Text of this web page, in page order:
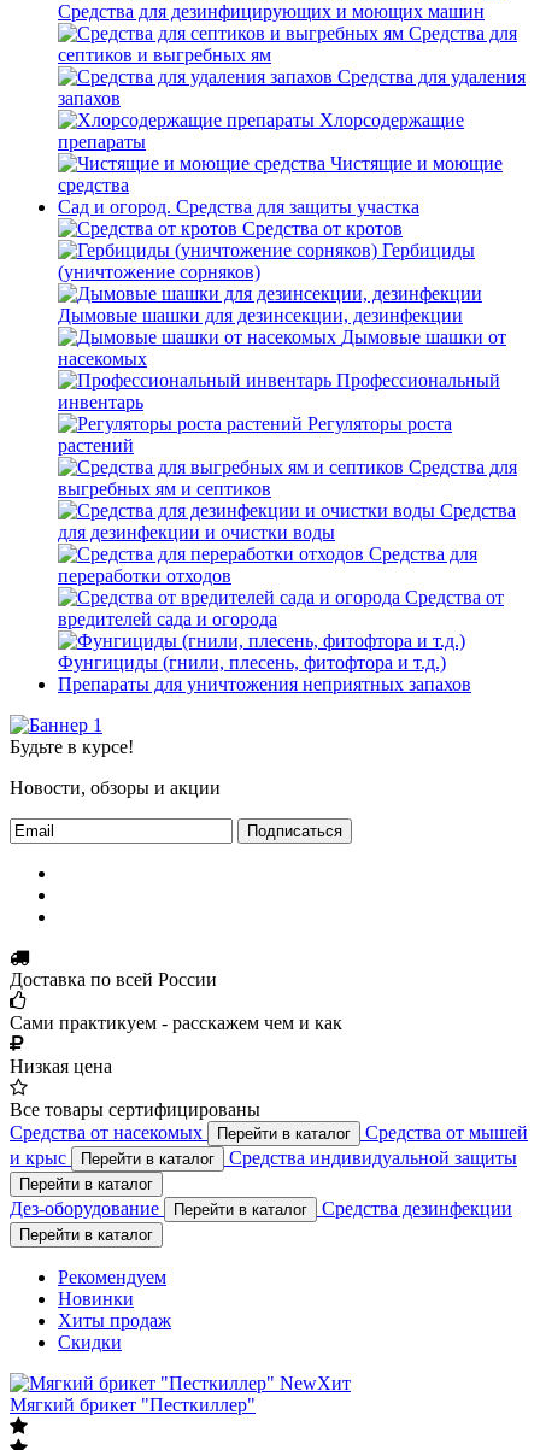
Средства для дезинфицирующих и моющих машин
Средства для
септиков и выгребных ям
Средства для удаления
запахов
Хлорсодержащие
препараты
Чистящие и моющие
средства
Сад и огород. Средства для защиты участка
Средства от кротов
Гербициды
(уничтожение сорняков)
Дымовые шашки для дезинсекции, дезинфекции
Дымовые шашки от
насекомых
Профессиональный
инвентарь
Регуляторы роста
растений
Средства для
выгребных ям и септиков
Средства
для дезинфекции и очистки воды
Средства для
переработки отходов
Средства от
вредителей сада и огорода
Фунгициды (гнили, плесень, фитофтора и т.д.)
Препараты для уничтожения неприятных запахов
Будьте в курсе!
Новости, обзоры и акции
Подписаться
Доставка по всей России
Сами практикуем - расскажем чем и как
Низкая цена
Все товары сертифицированы
Средства от насекомых
Перейти в каталог
Средства от мышей
и крыс
Перейти в каталог Средства индивидуальной защиты
Перейти в каталог
Дез-оборудование Перейти в каталог Средства дезинфекции
Перейти в каталог
Рекомендуем
Новинки
Хиты продаж
Скидки
NewХит
Мягкий брикет "Песткиллер"